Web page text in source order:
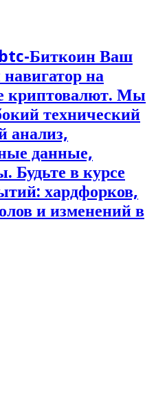
Биткоин Ваш
на
криптовалют. Мы
технический
анализ,
данные,
Будьте в курсе
хардфорков,
и изменений в